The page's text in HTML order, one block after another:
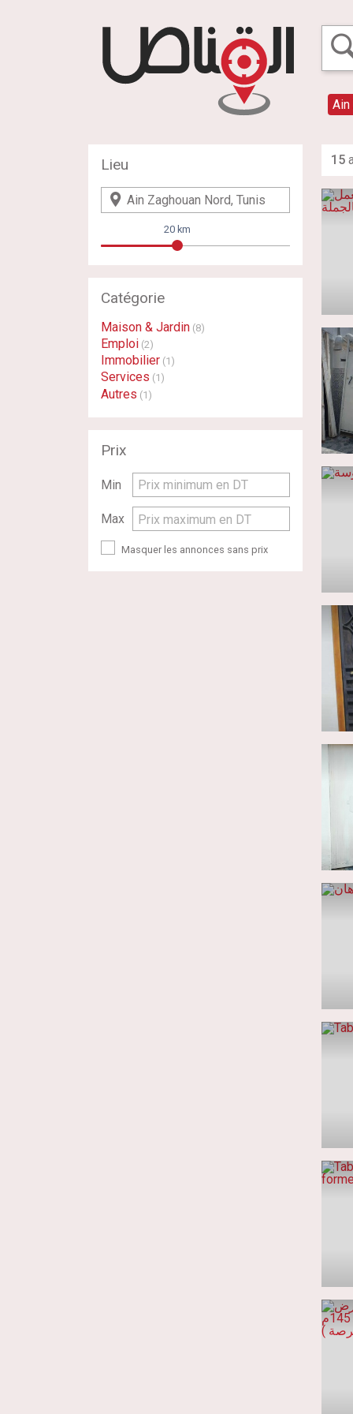
15
Lieu
20 km
Catégorie
Maison & Jardin (8)
Emploi (2)
Immobilier (1)
Services (1)
Autres (1)
Prix
Min Prix minimum en DT
Max Prix maximum en DT
Masquer les annonces sans prix